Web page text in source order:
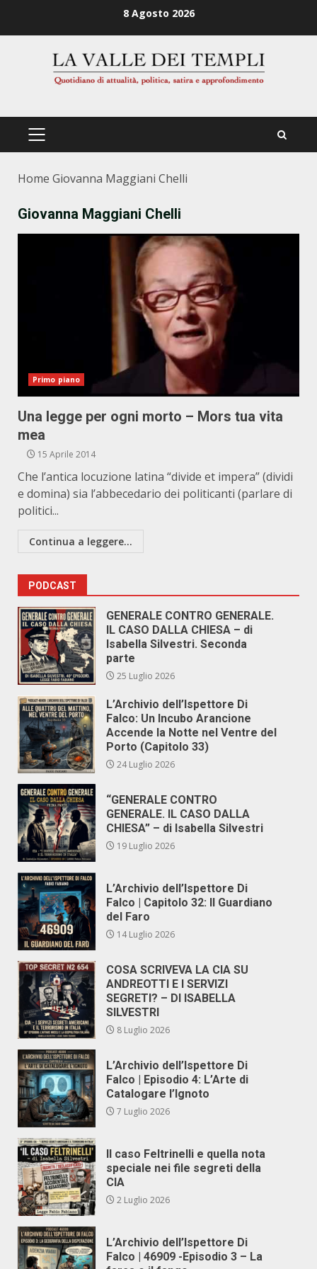
8 Agosto 2026
PRIMÄRES
Home Giovanna Maggiani Chelli
Giovanna Maggiani Chelli
Primo piano
Una legge per ogni morto – Mors tua vita
mea
15 Aprile 2014
Che l’antica locuzione latina “divide et impera” (dividi
e domina) sia l’abbecedario dei politicanti (parlare di
politici...
Continua a leggere...
PODCAST
GENERALE CONTRO GENERALE.
IL CASO DALLA CHIESA – di
Isabella Silvestri. Seconda
parte
25 Luglio 2026
L’Archivio dell’Ispettore Di
Falco: Un Incubo Arancione
Accende la Notte nel Ventre del
Porto (Capitolo 33)
24 Luglio 2026
“GENERALE CONTRO
GENERALE. IL CASO DALLA
CHIESA” – di Isabella Silvestri
19 Luglio 2026
L’Archivio dell’Ispettore Di
Falco | Capitolo 32: Il Guardiano
del Faro
14 Luglio 2026
COSA SCRIVEVA LA CIA SU
ANDREOTTI E I SERVIZI
SEGRETI? – DI ISABELLA
SILVESTRI
8 Luglio 2026
L’Archivio dell’Ispettore Di
Falco | Episodio 4: L’Arte di
Catalogare l’Ignoto
7 Luglio 2026
Il caso Feltrinelli e quella nota
speciale nei file segreti della
CIA
2 Luglio 2026
L’Archivio dell’Ispettore Di
Falco | 46909 -Episodio 3 – La